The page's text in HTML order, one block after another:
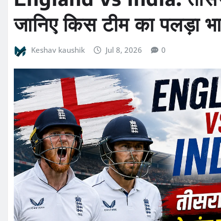
जानिए किस टीम का पलड़ा
Keshav kaushik Jul 8, 2026 0